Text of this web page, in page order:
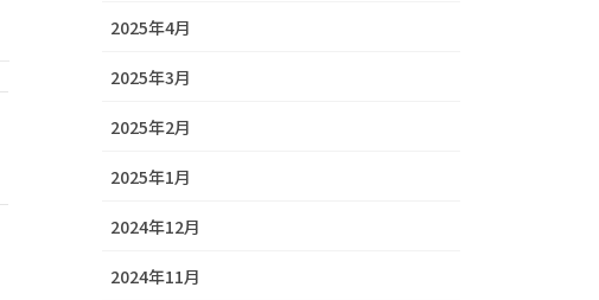
2025年4月
2025年3月
2025年2月
2025年1月
2024年12月
2024年11月